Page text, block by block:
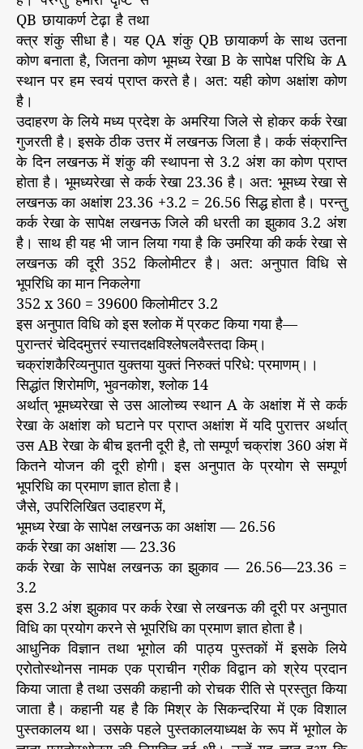
QB छायाकर्ण टेढ़ा है तथा
क्त्र शंकु सीधा है। यह QA शंकु QB छायाकर्ण के साथ उतना
कोण बनाता है, जितना कोण भूमध्य रेखा B के सापेक्ष परिधि के A
स्थान पर हम स्वयं प्राप्त करते है। अत: यही कोण अक्षांश कोण
है।
उदाहरण के लिये मध्य प्रदेश के अमरिया जिले से होकर कर्क रेखा
गुजरती है। इसके ठीक उत्तर में लखनऊ जिला है। कर्क संक्रान्ति
के दिन लखनऊ में शंकु की स्थापना से 3.2 अंश का कोण प्राप्त
होता है। भूमध्यरेखा से कर्क रेखा 23.36 है। अत: भूमध्य रेखा से
लखनऊ का अक्षांश 23.36 +3.2 = 26.56 सिद्ध होता है। परन्तु
कर्क रेखा के सापेक्ष लखनऊ जिले की धरती का झुकाव 3.2 अंश
है। साथ ही यह भी जान लिया गया है कि उमरिया की कर्क रेखा से
लखनऊ की दूरी 352 किलोमीटर है। अत: अनुपात विधि से
भूपरिधि का मान निकलेगा
352 x 360 = 39600 किलोमीटर 3.2
इस अनुपात विधि को इस श्लोक में प्रकट किया गया है—
पुरान्तरं चेदिदमुत्तरं स्यात्तदक्षविश्लेषलवैस्तदा किम्।
चक्रांशकैरिव्यनुपात युक्तया युक्तं निरुक्तं परिधे: प्रमाणम्।।
सिद्धांत शिरोमणि, भुवनकोश, श्लोक 14
अर्थात् भूमध्यरेखा से उस आलोच्य स्थान A के अक्षांश में से कर्क
रेखा के अक्षांश को घटाने पर प्राप्त अक्षांश में यदि पुरात्तर अर्थात्
उस AB रेखा के बीच इतनी दूरी है, तो सम्पूर्ण चक्रांश 360 अंश में
कितने योजन की दूरी होगी। इस अनुपात के प्रयोग से सम्पूर्ण
भूपरिधि का प्रमाण ज्ञात होता है।
जैसे, उपरिलिखित उदाहरण में,
भूमध्य रेखा के सापेक्ष लखनऊ का अक्षांश — 26.56
कर्क रेखा का अक्षांश — 23.36
कर्क रेखा के सापेक्ष लखनऊ का झुकाव — 26.56—23.36 =
3.2
इस 3.2 अंश झुकाव पर कर्क रेखा से लखनऊ की दूरी पर अनुपात
विधि का प्रयोग करने से भूपरिधि का प्रमाण ज्ञात होता है।
आधुनिक विज्ञान तथा भूगोल की पाठ्य पुस्तकों में इसके लिये
एरोतोस्थोनस नामक एक प्राचीन ग्रीक विद्वान को श्रेय प्रदान
किया जाता है तथा उसकी कहानी को रोचक रीति से प्रस्तुत किया
जाता है। कहानी यह है कि मिश्र के सिकन्दरिया में एक विशाल
पुस्तकालय था। उसके पहले पुस्तकालयाध्यक्ष के रूप में भूगोल के